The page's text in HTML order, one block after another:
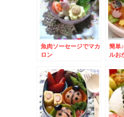
魚肉ソーセージでマカ
ロン
簡単
ルお